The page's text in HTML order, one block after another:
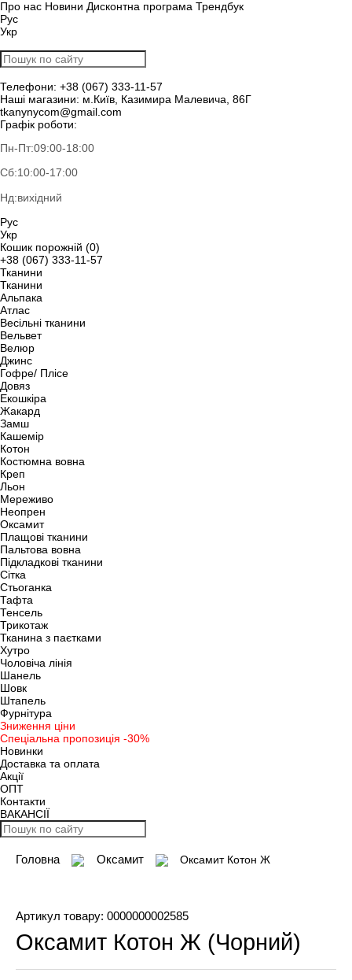
Про нас Новини Дисконтна програма Трендбук
Рус
Укр
Телефони: +38 (067) 333-11-57
Наші магазини: м.Київ, Казимира Малевича, 86Г
tkanynycom@gmail.com
Графік роботи:
Пн-Пт:09:00-18:00
Сб:10:00-17:00
Нд:вихідний
Рус
Укр
Кошик порожній (0)
+38 (067) 333-11-57
Тканини
Тканини
Альпака
Атлас
Весільні тканини
Вельвет
Велюр
Джинс
Гофре/ Плісе
Довяз
Екошкіра
Жакард
Замш
Кашемір
Котон
Костюмна вовна
Креп
Льон
Мереживо
Неопрен
Оксамит
Плащові тканини
Пальтова вовна
Підкладкові тканини
Сітка
Стьоганка
Тафта
Тенсель
Трикотаж
Тканина з паєтками
Хутро
Чоловіча лінія
Шанель
Шовк
Штапель
Фурнітура
Зниження ціни
Спеціальна пропозиція -30%
Новинки
Доставка та оплата
Акції
ОПТ
Контакти
ВАКАНСІЇ
Головна Оксамит Оксамит Котон Ж
Оксамит Котон Ж (Чорний)
Артикул товару: 0000000002585